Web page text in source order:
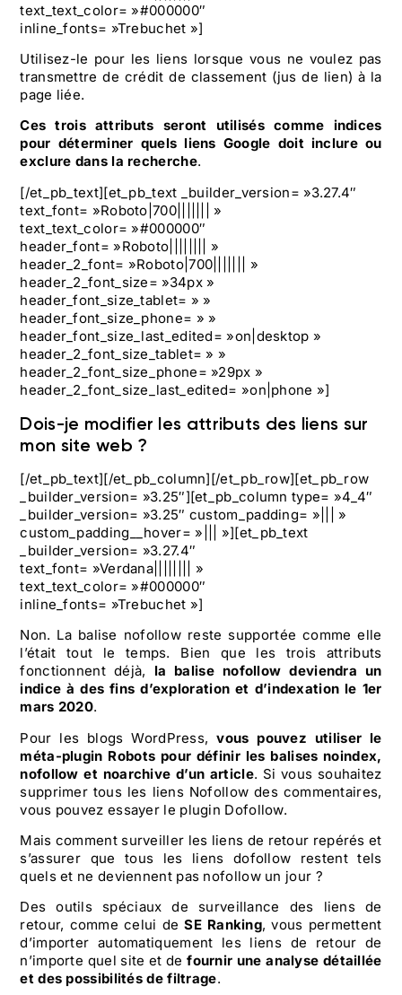
text_text_color= »#000000″
inline_fonts= »Trebuchet »]
Utilisez-le pour les liens lorsque vous ne voulez pas
transmettre de crédit de classement (jus de lien) à la
page liée.
Ces trois attributs seront utilisés comme indices
pour déterminer quels liens Google doit inclure ou
exclure dans la recherche.
[/et_pb_text][et_pb_text _builder_version= »3.27.4″
text_font= »Roboto|700||||||| »
text_text_color= »#000000″
header_font= »Roboto|||||||| »
header_2_font= »Roboto|700||||||| »
header_2_font_size= »34px »
header_font_size_tablet= » »
header_font_size_phone= » »
header_font_size_last_edited= »on|desktop »
header_2_font_size_tablet= » »
header_2_font_size_phone= »29px »
header_2_font_size_last_edited= »on|phone »]
Dois-je modifier les attributs des liens sur
mon site web ?
[/et_pb_text][/et_pb_column][/et_pb_row][et_pb_row
_builder_version= »3.25″][et_pb_column type= »4_4″
_builder_version= »3.25″ custom_padding= »||| »
custom_padding__hover= »||| »][et_pb_text
_builder_version= »3.27.4″
text_font= »Verdana|||||||| »
text_text_color= »#000000″
inline_fonts= »Trebuchet »]
Non. La balise nofollow reste supportée comme elle
l’était tout le temps. Bien que les trois attributs
fonctionnent déjà, la balise nofollow deviendra un
indice à des fins d’exploration et d’indexation le 1er
mars 2020.
Pour les blogs WordPress,vous pouvez utiliser le
méta-plugin Robots pour définir les balises noindex,
nofollow et noarchive d’un article. Si vous souhaitez
supprimer tous les liens Nofollow des commentaires,
vous pouvez essayer le plugin Dofollow.
Mais comment surveiller les liens de retour repérés et
s’assurer que tous les liens dofollow restent tels
quels et ne deviennent pas nofollow un jour ?
Des outils spéciaux de surveillance des liens de
retour, comme celui deSE Ranking, vous permettent
d’importer automatiquement les liens de retour de
n’importe quel site et defournir une analyse détaillée
et des possibilités de filtrage.